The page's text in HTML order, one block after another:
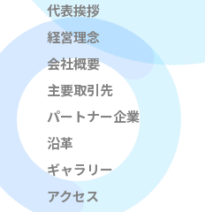
代表挨拶
経営理念
会社概要
主要取引先
パートナー企業
沿革
ギャラリー
アクセス